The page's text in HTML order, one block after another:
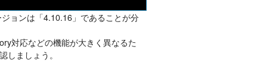
ョンは「4.10.16」であることが分
対応などの機能が大きく異なるた
ましょう。